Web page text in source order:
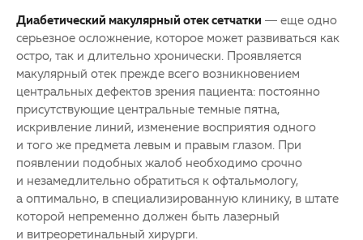
Диабетический макулярный отексетчатки — еще одно
серьезное осложнение, которое может развиваться как
остро, так и длительно хронически. Проявляется
макулярный отек прежде всего возникновением
центральных дефектов зрения пациента: постоянно
присутствующие центральные темные пятна,
искривление линий, изменение восприятия одного
и того же предмета левым и правым глазом. При
появлении подобных жалоб необходимо срочно
и незамедлительно обратиться к офтальмологу,
а оптимально, в специализированную клинику, в штате
которой непременно должен быть лазерный
и витреоретинальный хирурги.